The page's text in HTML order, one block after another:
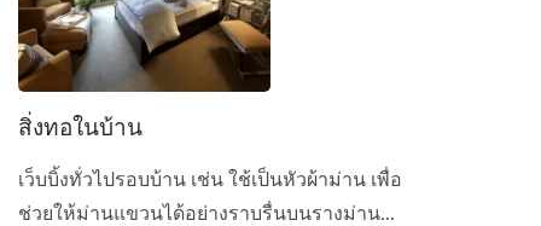
สิ่งทอในบ้าน
เว็บบิ้งทั่วไปรอบบ้าน เช่น ใช้เป็นหัวผ้าม่าน เพื่อ
ช่วยให้ม่านแขวนได้อย่างราบรื่นบนรางม่าน...